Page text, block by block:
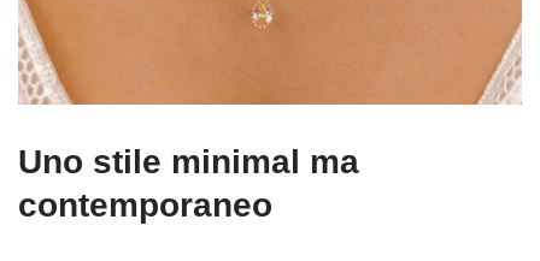
Uno stile minimal ma
contemporaneo